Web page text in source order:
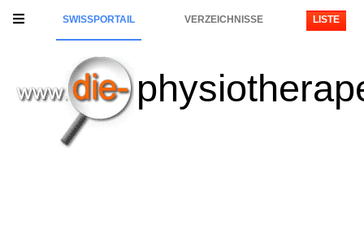
SWISSPORTAIL VERZEICHNISSE LISTE